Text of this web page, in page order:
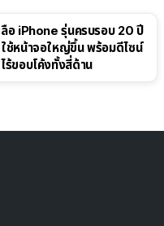
ลือ iPhone รุ่นครบรอบ 20 ปี
ใช้หน้าจอใหญ่ขึ้น พร้อมดีไซน์
ไร้ขอบโค้งทั้งสี่ด้าน